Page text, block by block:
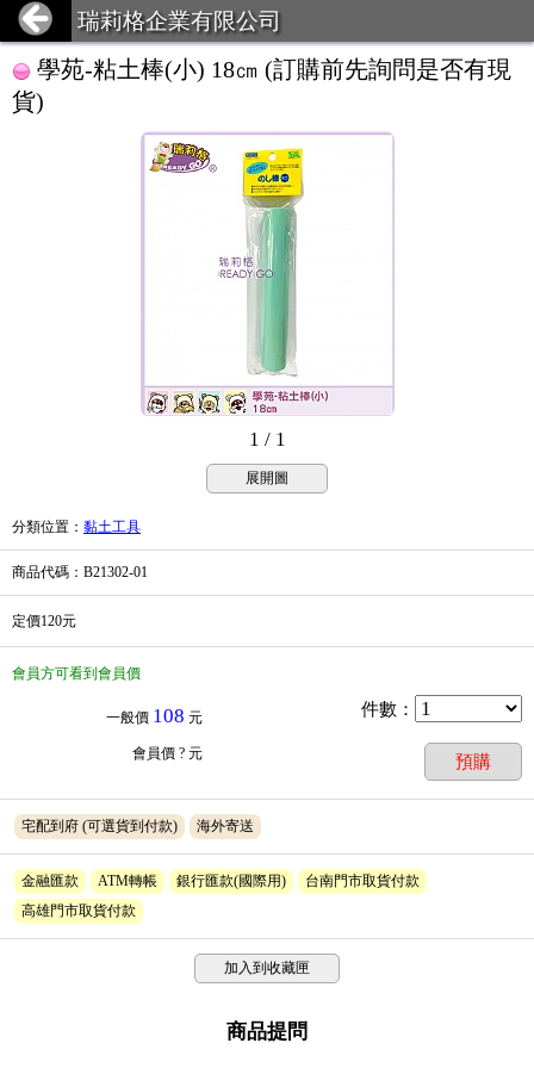
瑞莉格企業有限公司
學苑-粘土棒(小) 18㎝ (訂購前先詢問是否有現
貨)
1 / 1
展開圖
分類位置 ： 黏土工具
商品代碼 ：B21302-01
定價120元
會員方可看到會員價
一般價 108 元
會員價 ? 元
件數 ：
預購
宅配到府 (可選貨到付款) 海外寄送
金融匯款 ATM轉帳 銀行匯款(國際用)
台南門市取貨付款
高雄門市取貨付款
加入到收藏匣
商品提問